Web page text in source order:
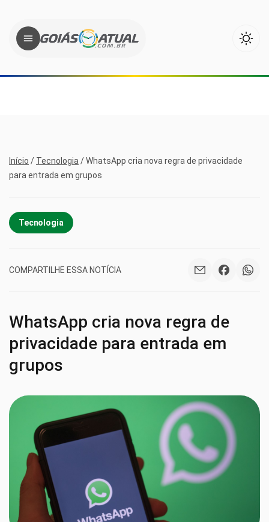
Início / Tecnologia /WhatsApp cria nova regra de privacidade
para entrada em grupos
Tecnologia
COMPARTILHE ESSA NOTÍCIA
WhatsApp cria nova regra de
privacidade para entrada em
grupos